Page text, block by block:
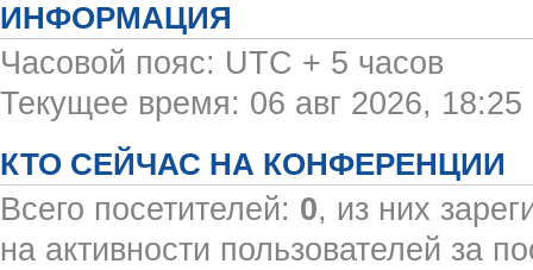
ИНФОРМАЦИЯ
Часовой пояс: UTC + 5 часов
Текущее время: 06 авг 2026, 18:25
КТО СЕЙЧАС НА КОНФЕРЕНЦИИ
Всего посетителей: 0, из них
на активности пользователей за